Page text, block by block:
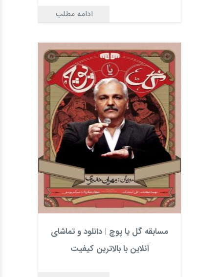
ادامه مطلب
مسابقه گل یا پوچ | دانلود و تماشای
آنلاین با بالاترین کیفیت